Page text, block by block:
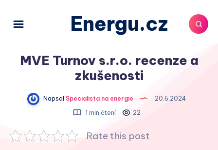
Energu.cz
MVE Turnov s.r.o. recenze a
zkušenosti
Napsal Specialista na energie
20.6.2024
1 min čtení
22
Rate this post